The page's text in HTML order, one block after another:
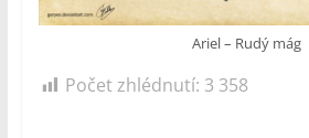
Ariel – Rudý mág
Počet zhlédnutí: 3 358